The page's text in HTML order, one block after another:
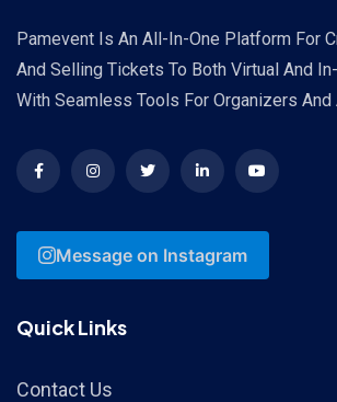
Pamevent Is An All-In-One Platform For
And Selling Tickets To Both Virtual And
With Seamless Tools For Organizers And
Message on Instagram
Quick Links
Contact Us